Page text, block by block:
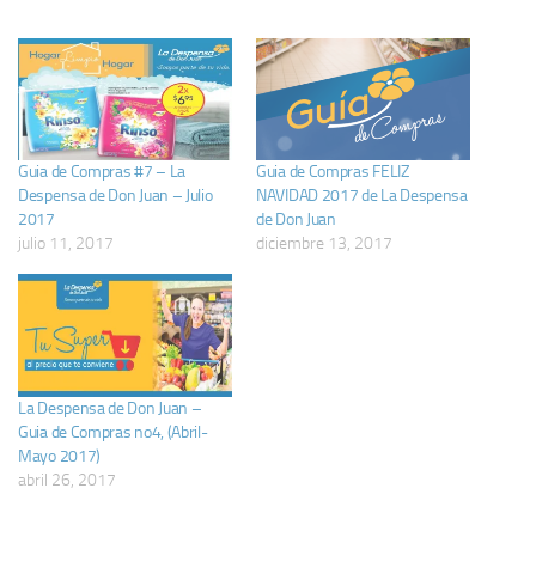
Guia de Compras #7 – La
Despensa de Don Juan – Julio
2017
julio 11, 2017
Guia de Compras FELIZ
NAVIDAD 2017 de La Despensa
de Don Juan
diciembre 13, 2017
La Despensa de Don Juan –
Guia de Compras no4, (Abril-
Mayo 2017)
abril 26, 2017